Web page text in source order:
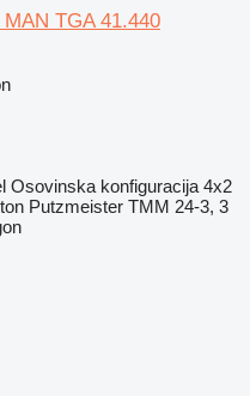
TGA 41.440
Osovinska konfiguracija 4x2
Putzmeister TMM 24-3, 3